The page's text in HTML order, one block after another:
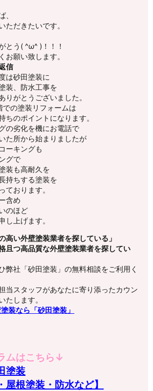
、
ただきたいです。
とう( ^ω^ )！！！
お願い致します。
信
は砂田塗装に
装、防水工事を
りがとうございました。
の塗装リフォームは
ちのポイントになります。
の劣化を機にお電話で
た所から始まりましたが
ーキングも
グで
装も高耐久を
持ちする塗装を
ております。
含め
のほど
し上げます。
高い外壁塗装業者を探している」
且つ高品質な外壁塗装業者を探してい
弊社「砂田塗装」の無料相談をご利用く
当スタッフがあなたに寄り添ったカウン
たします。
装なら「砂田塗装」
ムはこちら↓
塗装
屋根塗装・防水など】